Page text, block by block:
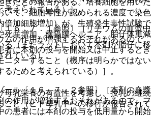
きたとの報告がある。培養細胞を用いた
いて、細胞毒性が認められる濃度で染色
倍加細胞増加）が、生殖発生毒性試験で
死産増加、横隔膜ヘルニア、胎仔体重減
る（またラットにおいて本剤が胎仔に移
れている）。
母乳栄養の有益性を考慮し、授乳の継続
こと（ヒト母乳中への移行が報告されて
考えられている）］。
６．７．１参照〕［リチウムの血漿中
ムの作用が増強するおそれがあるので、
者に本剤の投与を開始又は中止するとき
ニターすること（機序は明らかではない
るためと考えられている）］。
ル〔１６．７．２参照〕［本剤の血漿
の作用が増強するおそれがあるので、フ
の患者には本剤の投与を低用量から開始